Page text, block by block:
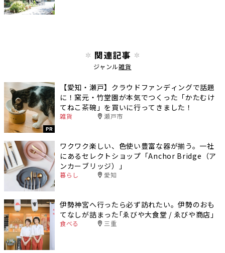
関連記事
ジャンル雑貨
PR
【愛知・瀬戸】クラウドファンディングで話題
に！窯元・竹堂園が本気でつくった「かたむけ
てねこ茶碗」を買いに行ってきました！
雑貨 瀬戸市
ワクワク楽しい、色使い豊富な器が揃う。一社
にあるセレクトショップ「Anchor Bridge（ア
ンカーブリッジ）」
暮らし 愛知
伊勢神宮へ行ったら必ず訪れたい。伊勢のおも
てなしが詰まった｢ゑびや大食堂 / ゑびや商店｣
食べる 三重